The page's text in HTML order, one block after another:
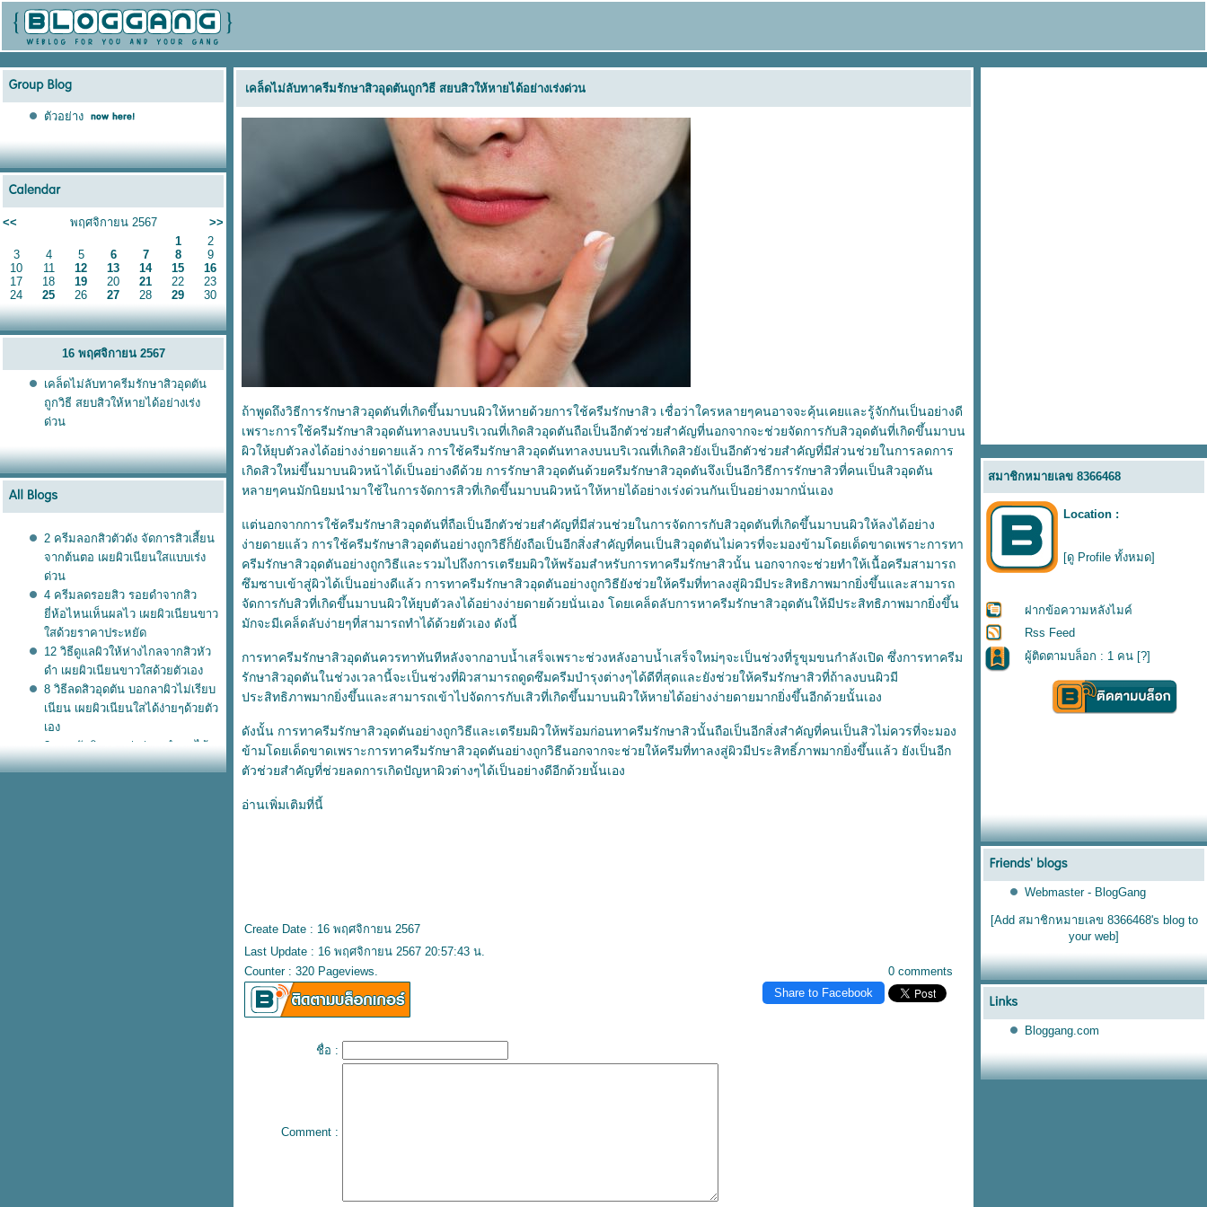
ตัวอย่าง
<< พฤศจิกายน 2567
>>
1
2
3
4 5 6 7 8
9
10
11 12 13 14 15
16
17
18 19 20 21 22
23
24
25 26 27 28 29 30
16 พฤศจิกายน 2567
เคล็ดไม่ลับทาครีมรักษาสิวอุดตัน
ถูกวิธี สยบสิวให้หายได้อย่างเร่ง
ด่วน
2 ครีมลอกสิวตัวดัง จัดการสิวเสี้ยน
จากต้นตอ เผยผิวเนียนใสแบบเร่ง
ด่วน
4 ครีมลดรอยสิว รอยดำจากสิว
ี่ห้อไหนเห็นผลไว เผยผิวเนียนขาว
สด้วยราคาประหยัด
12 วิธีดูแลผิวให้ห่างไกลจากสิวหัว
ดำ เผยผิวเนียนขาวใสด้วยตัวเอง
8 วิธีลดสิวอุดตัน บอกลาผิวไม่เรียบ
เนียน เผยผิวเนียนใสได้ง่ายๆด้วยตัว
เอง
3 สูตรขัดผิวขาวเร่งด่วน ทำเองได้
ง่ายๆ ประหยัดเงินในกระเป๋า
เคล็ดไม่ลับทาครีมรักษาสิวอุดตันถูกวิธี สยบสิวให้หายได้อย่างเร่งด่วน
ถ้าพูดถึงวิธีการรักษาสิวอุดตันที่เกิดขึ้นมาบนผิวให้หายด้วยการใช้ครีมรักษาสิว เชื่อว่าใครหลายๆคนอาจจะคุ้นเคยและรู้จักกันเป็นอย่างดี
เพราะการใช้ครีมรักษาสิวอุดตันทาลงบนบริเวณที่เกิดสิวอุดตันถือเป็นอีกตัวช่วยสำคัญที่นอกจากจะช่วยจัดการกับสิวอุดตันที่เกิดขึ้นมาบน
ผิวให้ยุบตัวลงได้อย่างง่ายดายแล้ว การใช้ครีมรักษาสิวอุดตันทาลงบนบริเวณที่เกิดสิวยังเป็นอีกตัวช่วยสำคัญที่มีส่วนช่วยในการลดการ
เกิดสิวใหม่ขึ้นมาบนผิวหน้าได้เป็นอย่างดีด้วย การรักษาสิวอุดตันด้วยครีมรักษาสิวอุดตันจึงเป็นอีกวิธีการรักษาสิวที่คนเป็นสิวอุดตัน
หลายๆคนมักนิยมนำมาใช้ในการจัดการสิวที่เกิดขึ้นมาบนผิวหน้าให้หายได้อย่างเร่งด่วนกันเป็นอย่างมากนั่นเอง
ต่นอกจากการใช้ครีมรักษาสิวอุดตันที่ถือเป็นอีกตัวช่วยสำคัญที่มีส่วนช่วยในการจัดการกับสิวอุดตันที่เกิดขึ้นมาบนผิวให้ลงได้อย่าง
ง่ายดายแล้ว การใช้ครีมรักษาสิวอุดตันอย่างถูกวิธีก็ยังถือเป็นอีกสิ่งสำคัญที่คนเป็นสิวอุดตันไม่ควรที่จะมองข้ามโดยเด็ดขาดเพราะการทา
ครีมรักษาสิวอุดตันอย่างถูกวิธีและรวมไปถึงการเตรียมผิวให้พร้อมสำหรับการทาครีมรักษาสิวนั้น นอกจากจะช่วยทำให้เนื้อครีมสามารถ
ซึมซาบเข้าสู่ผิวได้เป็นอย่างดีแล้ว การทาครีมรักษาสิวอุดตันอย่างถูกวิธียังช่วยให้ครีมที่ทาลงสู่ผิวมีประสิทธิภาพมากยิ่งขึ้นและสามารถ
จัดการกับสิวที่เกิดขึ้นมาบนผิวให้ยุบตัวลงได้อย่างง่ายดายด้วยนั่นเอง โดยเคล็ดลับการหาครีมรักษาสิวอุดตันให้มีประสิทธิภาพมากยิ่งขึ้น
มักจะมีเคล็ดลับง่ายๆที่สามารถทำได้ด้วยตัวเอง ดังนี้
การทาครีมรักษาสิวอุดตันควรทาทันทีหลังจากอาบน้ำเสร็จเพราะช่วงหลังอาบน้ำเสร็จใหม่ๆจะเป็นช่วงที่รูขุมขนกำลังเปิด ซึ่งการทาครีม
รักษาสิวอุดตันในช่วงเวลานี้จะเป็นช่วงที่ผิวสามารถดูดซึมครีมบำรุงต่างๆได้ดีที่สุดและยังช่วยให้ครีมรักษาสิวที่ถ้าลงบนผิวมี
ประสิทธิภาพมากยิ่งขึ้นและสามารถเข้าไปจัดการกับเสิวที่เกิดขึ้นมาบนผิวให้หายได้อย่างง่ายดายมากยิ่งขึ้นอีกด้วยนั้นเอง
ดังนั้น การทาครีมรักษาสิวอุดตันอย่างถูกวิธีและเตรียมผิวให้พร้อมก่อนทาครีมรักษาสิวนั้นถือเป็นอีกสิ่งสำคัญที่คนเป็นสิวไม่ควรที่จะมอง
ข้ามโดยเด็ดขาดเพราะการทาครีมรักษาสิวอุดตันอย่างถูกวิธีนอกจากจะช่วยให้ครีมที่ทาลงสู่ผิวมีประสิทธิ์ภาพมากยิ่งขึ้นแล้ว ยังเป็นอีก
ตัวช่วยสำคัญที่ช่วยลดการเกิดปัญหาผิวต่างๆได้เป็นอย่างดีอีกด้วยนั้นเอง
อ่านเพิ่มเติมที่นี้
Create Date : 16 พฤศจิกายน 2567
0 comments
Last Update : 16 พฤศจิกายน 2567 20:57:43 น.
Counter : 320 Pageviews.
Share to Facebook
ชื่อ :
Comment :
สมาชิกหมายเลข 8366468
Location :
[ดู Profile ทั้งหมด]
ฝากข้อความหลังไมค์
Rss Feed
ผู้ติดตามบล็อก : 1 คน [?]
Webmaster - BlogGang
[Add สมาชิกหมายเลข 8366468's blog to
your web]
Bloggang.com